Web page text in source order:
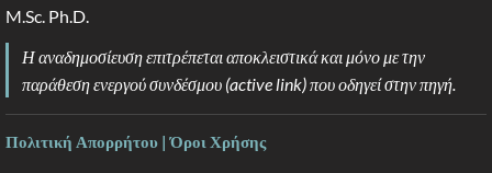
M.Sc. Ph.D.
Η αναδημοσίευση επιτρέπεται αποκλειστικά και μόνο με την
παράθεση ενεργού συνδέσμου (active link) που οδηγεί στην πηγή.
Πολιτική Απορρήτου | Όροι Χρήσης